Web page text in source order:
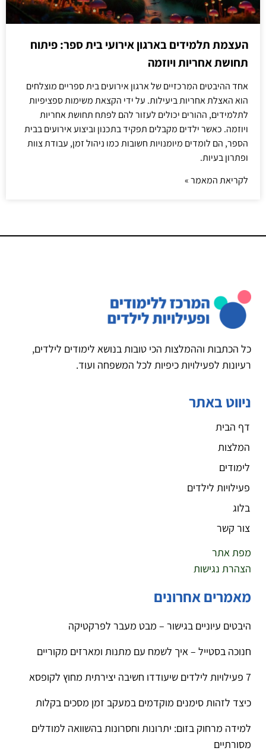
העצמת תלמידים בארגון אירועי בית ספר: פיתוח
תחושת אחריות ויוזמה
אחד ההיבטים המרכזיים של ארגון אירועים בית ספריים מוצלחים
הוא האצלת אחריות ביעילות. על ידי הקצאת משימות ספציפיות
לתלמידים, ההורים יכולים לעזור להם לפתח תחושת אחריות
ויוזמה. כאשר ילדים מקבלים תפקיד בתכנון וביצוע אירועים בבית
הספר, הם לומדים מיומנויות חשובות כמו ניהול זמן, עבודת צוות
ופתרון בעיות.
לקריאת המאמר »
כל הכתבות וההמלצות הכי טובות בנושא לימודים לילדים,
רעיונות לפעילויות כיפיות לכל המשפחה ועוד.
ניווט באתר
דף הבית
המלצות
לימודים
פעילויות לילדים
בלוג
צור קשר
מפת אתר
הצהרת נגישות
מאמרים אחרונים
היבטים עיוניים בגישור – מבט מעבר לפרקטיקה
חנוכה בסטייל – איך לשמח עם מתנות ומארזים מקוריים
7 פעילויות לילדים שיעודדו חשיבה יצירתית מחוץ לקופסא
כיצד לזהות סימנים מוקדמים במעקב זמן מסכים בקלות
למידה מרחוק בזום: יתרונות וחסרונות בהשוואה למודלים
מסורתיים